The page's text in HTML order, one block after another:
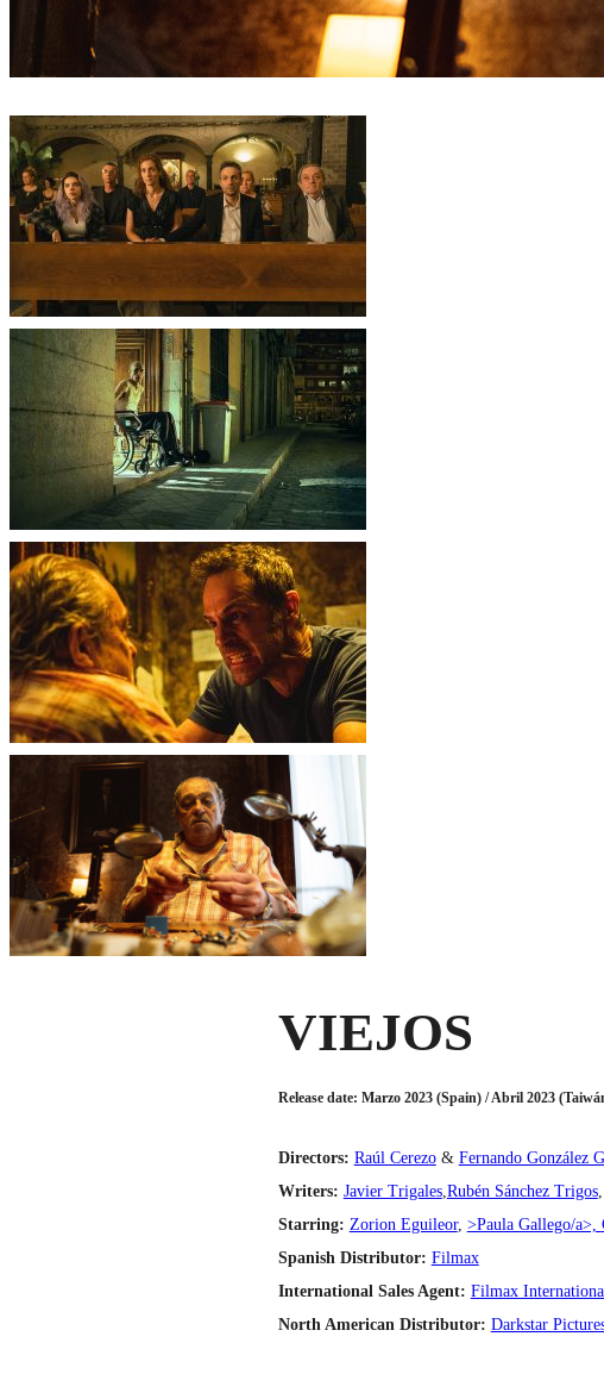
VIEJOS
Release date: Marzo 2023 (Spain) / Abril 2023
Directors: Raúl Cerezo& Fernando González
Writers: Javier Trigales, Rubén Sánchez Trigos,
Starring: Zorion Eguileor, >Paula Gallego/a>,
Spanish Distributor: Filmax
International Sales Agent: Filmax
North American Distributor: Darkstar